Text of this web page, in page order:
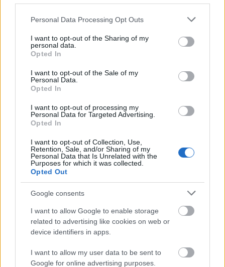
Please note that this website/app uses one or more Google
not limited to your visit or usage behaviour. You may click to
grant or deny consent to Google and its third-party tags to
use your data for below specified purposes in below Google
consent section.
Personal Data Processing Opt Outs
I want to opt-out of the Sharing of my
personal data.
Opted In
I want to opt-out of the Sale of my
Personal Data.
Opted In
I want to opt-out of processing my
Personal Data for Targeted Advertising.
Opted In
I want to opt-out of Collection, Use,
Retention, Sale, and/or Sharing of my
Personal Data that Is Unrelated with the
Purposes for which it was collected.
Opted Out
Google consents
I want to allow Google to enable storage
related to advertising like cookies on web or
device identifiers in apps.
I want to allow my user data to be sent to
Google for online advertising purposes.
Βέβαια, ανάμεσα στα κομμάτια που αναμένεται να
γίνουν viral σε χρόνο ρεκόρ καταλαβαίνεις πως θα
βρίσκεται και το λευκό κοστούμι που φόρεσε στο
με δημοσιεύματα θα είναι διαθέσιμο στη
συλλογή.